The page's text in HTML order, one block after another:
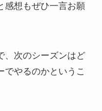
想もぜひ一言お願
、次のシーズンはど
でやるのかというこ